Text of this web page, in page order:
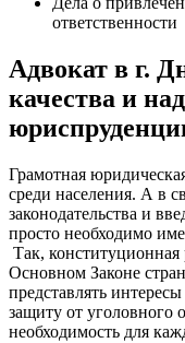
ответственности
Адвокат в г.
качества и
Грамотная
среди населения. А в
законодательства и
просто необходимо
Так, конституционная
Основном Законе
представлять
защиту от уголовного
необходимость для